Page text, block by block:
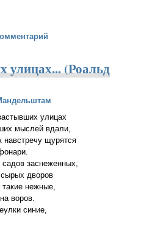
есть окошко... (Роальд
улицах... (Роальд
улицах
мыслей вдали,
щурятся
заснеженных,
дворов
такие нежные,
воров.
синие,